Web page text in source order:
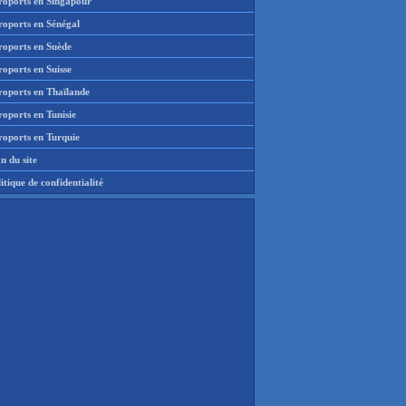
en Sénégal
en Suède
en Suisse
en Thaïlande
en Tunisie
en Turquie
du site
de confidentialité